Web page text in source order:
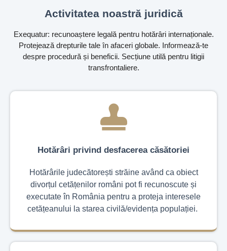
Activitatea noastră juridică
Exequatur: recunoaștere legală pentru hotărâri internaționale.
Protejează drepturile tale în afaceri globale. Informează-te
despre procedură și beneficii. Secțiune utilă pentru litigii
transfrontaliere.
Hotărâri privind desfacerea căsătoriei
Hotărârile judecătorești străine având ca obiect
divorțul cetățenilor români pot fi recunoscute și
executate în România pentru a proteja interesele
cetățeanului la starea civilă/evidența populației.